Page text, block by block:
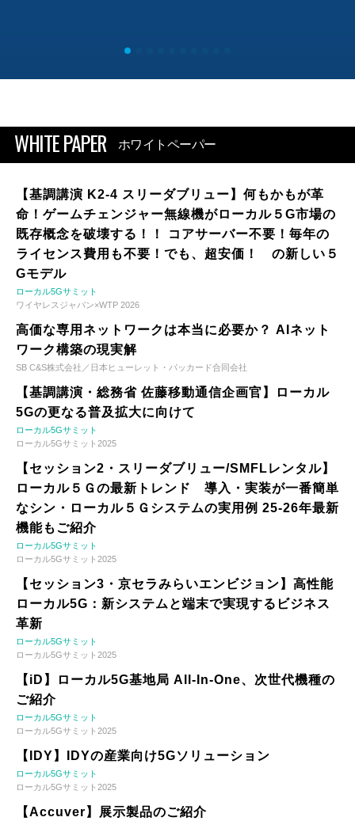
WHITE PAPER ホワイトペーパー
【基調講演 K2-4 スリーダブリュー】何もかもが革
命！ゲームチェンジャー無線機がローカル５G市場の
既存概念を破壊する！！ コアサーバー不要！毎年の
ライセンス費用も不要！でも、超安価！ の新しい５
Gモデル
ローカル5Gサミット
ワイヤレスジャパン×WTP 2026
高価な専用ネットワークは本当に必要か？ AIネット
ワーク構築の現実解
SB C&S株式会社／日本ヒューレット・パッカード合同会社
【基調講演・総務省 佐藤移動通信企画官】ローカル
5Gの更なる普及拡大に向けて
ローカル5Gサミット
ローカル5Gサミット2025
【セッション2・スリーダブリュー/SMFLレンタル】
ローカル５Ｇの最新トレンド 導入・実装が一番簡単
なシン・ローカル５Ｇシステムの実用例 25-26年最新
機能もご紹介
ローカル5Gサミット
ローカル5Gサミット2025
【セッション3・京セラみらいエンビジョン】高性能
ローカル5G：新システムと端末で実現するビジネス
革新
ローカル5Gサミット
ローカル5Gサミット2025
【iD】ローカル5G基地局 All-In-One、次世代機種の
ご紹介
ローカル5Gサミット
ローカル5Gサミット2025
【IDY】IDYの産業向け5Gソリューション
ローカル5Gサミット
ローカル5Gサミット2025
【Accuver】展示製品のご紹介